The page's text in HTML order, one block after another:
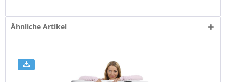
Ähnliche Artikel